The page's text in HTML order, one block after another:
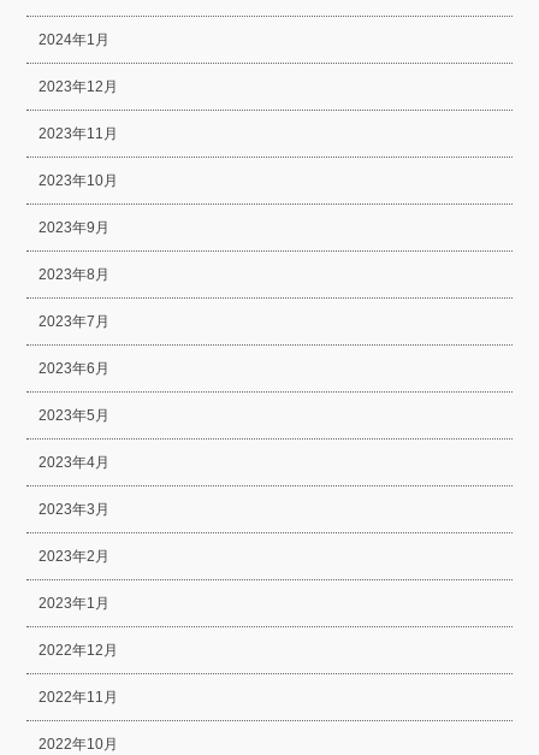
2024年1月
2023年12月
2023年11月
2023年10月
2023年9月
2023年8月
2023年7月
2023年6月
2023年5月
2023年4月
2023年3月
2023年2月
2023年1月
2022年12月
2022年11月
2022年10月